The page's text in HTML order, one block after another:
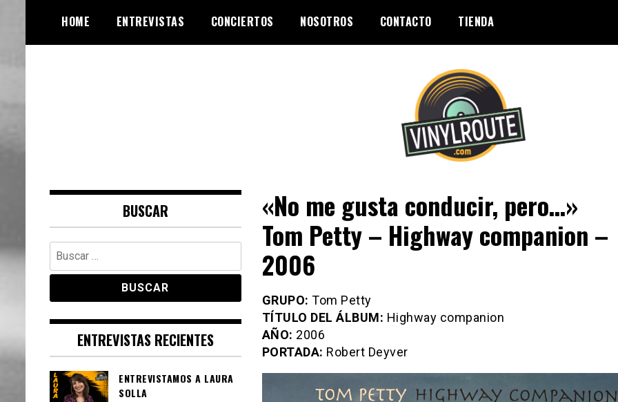
content
HOME ENTREVISTAS CONCIERTOS NOSOTROS CONTACTO TIENDA
VinylRoute
crónicas
«No me gusta conducir, pero…»
Tom Petty – Highway companion –
2006
GRUPO: Tom Petty
TÍTULO DEL ÁLBUM: Highway companion
AÑO: 2006
PORTADA: Robert Deyver
BUSCAR
Buscar:
ENTREVISTAS RECIENTES
ENTREVISTAMOS A LAURA
SOLLA